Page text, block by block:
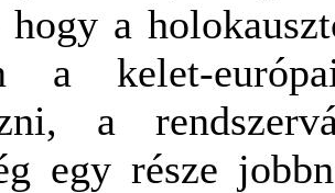
hogy a
a kelet-
a
egy része